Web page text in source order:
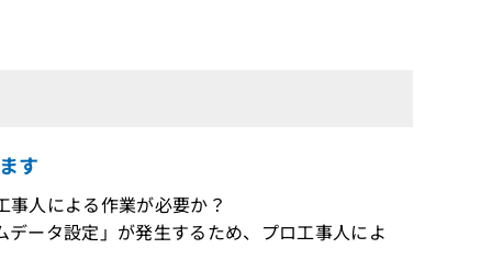
す
人による作業が必要か？
タ設定」が発生するため、プロ工事人によ